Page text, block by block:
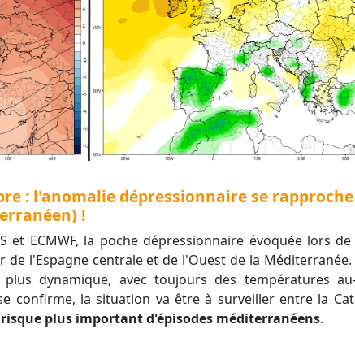
: l'anomalie dépressionnaire se
!
l'Espagne centrale et de l'Ouest de la Méditerranée.
dynamique, avec toujours des températures
confirme, la situation va être à surveiller entre la
plus important d'épisodes méditerranéens.